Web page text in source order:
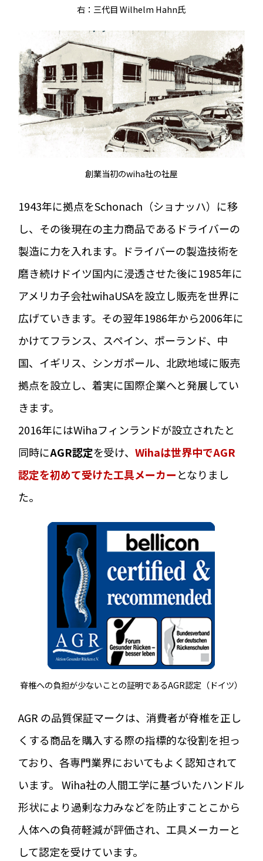
右：三代目 Wilhelm Hahn氏
創業当初のwiha社の社屋
1943年に拠点をSchonach（ショナッハ）に移
し、その後現在の主力商品であるドライバーの
製造に力を入れます。ドライバーの製造技術を
磨き続けドイツ国内に浸透させた後に1985年に
アメリカ子会社wihaUSAを設立し販売を世界に
広げていきます。その翌年1986年から2006年に
かけてフランス、スペイン、ポーランド、中
国、イギリス、シンガポール、北欧地域に販売
拠点を設立し、着実に国際企業へと発展してい
きます。
2016年にはWihaフィンランドが設立されたと
同時にAGR認定を受け、Wihaは世界中でAGR
認定を初めて受けた工具メーカーとなりまし
た。
脊椎への負担が少ないことの証明であるAGR認定（ドイツ）
AGR の品質保証マークは、消費者が脊椎を正し
くする商品を購入する際の指標的な役割を担っ
ており、各専門業界においてもよく認知されて
います。 Wiha社の人間工学に基づいたハンドル
形状により過剰な力みなどを防止すことこから
人体への負荷軽減が評価され、工具メーカーと
して認定を受けています。